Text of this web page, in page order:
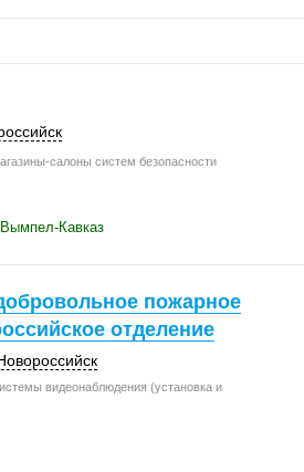
салоны систем безопасности
Кавказ
пожарное
отделение
видеонаблюдения (установка и